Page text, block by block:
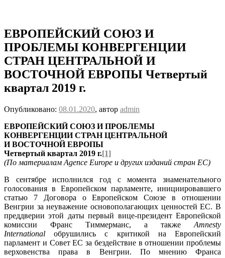
ЕВРОПЕЙСКИЙ СОЮЗ И
ПРОБЛЕМЫ КОНВЕРГЕНЦИИ
СТРАН ЦЕНТРАЛЬНОЙ И
ВОСТОЧНОЙ ЕВРОПЫ Четвертый
квартал 2019 г.
Опубликовано: 08.01.2020, автор admin
ЕВРОПЕЙСКИЙ СОЮЗ И ПРОБЛЕМЫ
КОНВЕРГЕНЦИИ СТРАН ЦЕНТРАЛЬНОЙ
И ВОСТОЧНОЙ ЕВРОПЫ
Четвертый квартал 2019 г.[1]
(По материалам Agence Europe и других изданий стран ЕС)
В сентябре исполнился год с момента знаменательного
голосования в Европейском парламенте, инициировавшего
статью 7 Договора о Европейском Союзе в отношении
Венгрии за неуважение основополагающих ценностей ЕС. В
преддверии этой даты первый вице-президент Европейской
комиссии Франс Тиммерманс, а также Amnesty
International обрушились с критикой на Европейский
парламент и Совет ЕС за бездействие в отношении проблемы
верховенства права в Венгрии. По мнению Франса